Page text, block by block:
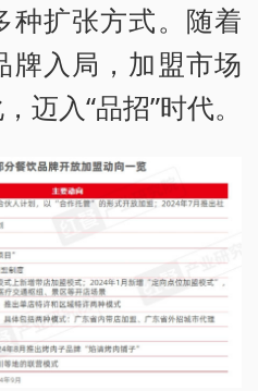
种扩张方式。随着
牌入局，加盟市场
迈入“品招”时代。